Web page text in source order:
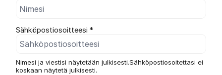
Sähköpostiosoitteesi *
Nimesi ja viestisi näytetään julkisesti.Sähköpostiosoitettasi ei
koskaan näytetä julkisesti.